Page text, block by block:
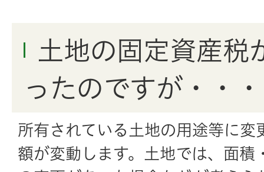
土地の固定資産税
ったのですが・・・
所有されている土地の用途等に変
額が変動します。土地では、面積